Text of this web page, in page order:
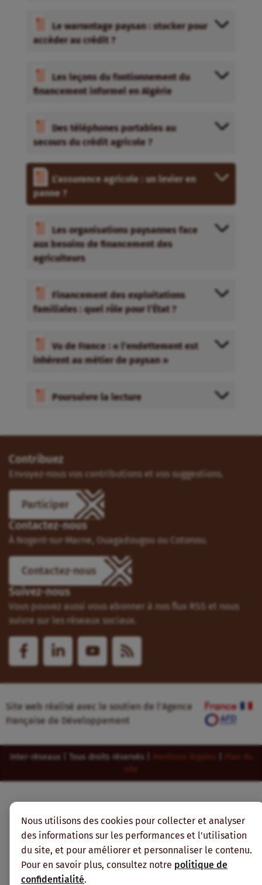
Nous utilisons des cookies pour collecter et analyser
des informations sur les performances et l'utilisation
du site, et pour améliorer et personnaliser le contenu.
Pour en savoir plus, consultez notre politique de
confidentialité.
Le warrantage paysan : stocker pour
accéder au crédit ?
Les leçons du fontionnement du
financement informel en Algérie
Des téléphones portables au
secours du crédit agricole ?
L’assurance agricole : un levier en
panne ?
Les organisations paysannes face
aux besoins de financement des
agriculteurs
Financement des exploitations
familiales : quel rôle pour l’État ?
Vu de France : « l’endettement est
inhérent au métier de paysan »
Poursuivre la lecture
Contribuez
Envoyez-nous vos contributions et vos suggestions.
Participer
Contactez-nous
À Nogent-sur-Marne, Ouagadougou ou Cotonou.
Contactez-nous
Suivez-nous
Vous pouvez aussi vous abonner à nos flux RSS et nous
suivre sur les réseaux sociaux.
Site web réalisé avec le soutien de l’Agence
Française de Développement
Inter-réseaux | Tous droits réservés | Mentions légales